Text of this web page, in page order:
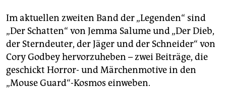
Im aktuellen zweiten Band der „Legenden“ sind
„Der Schatten“ von Jemma Salume und „Der Dieb,
der Sterndeuter, der Jäger und der Schneider“ von
Cory Godbey hervorzuheben – zwei Beiträge, die
geschickt Horror- und Märchenmotive in den
„Mouse Guard“-Kosmos einweben.